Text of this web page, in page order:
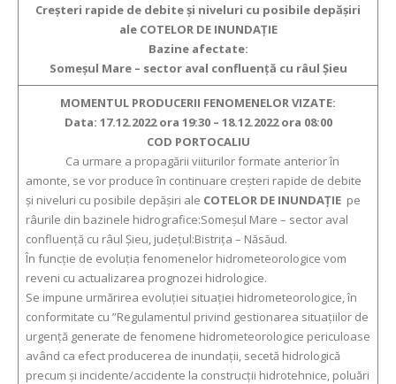
Creşteri rapide de debite şi niveluri cu posibile depășiri
ale COTELOR DE INUNDAȚIE
Bazine afectate:
Someșul Mare – sector aval confluență cu râul Șieu
MOMENTUL PRODUCERII FENOMENELOR VIZATE:
Data: 17.12.2022 ora 19:30 – 18.12.2022 ora 08:00
COD PORTOCALIU
Ca urmare a propagării viiturilor formate anterior în
amonte, se vor produce în continuare creşteri rapide de debite
şi niveluri cu posibile depăşiri ale COTELOR DE INUNDAŢIE pe
râurile din bazinele hidrografice:Someșul Mare – sector aval
confluență cu râul Șieu, județul:Bistrița – Năsăud.
În funcţie de evoluţia fenomenelor hidrometeorologice vom
reveni cu actualizarea prognozei hidrologice.
Se impune urmărirea evoluţiei situaţiei hidrometeorologice, în
conformitate cu ”Regulamentul privind gestionarea situaţiilor de
urgenţă generate de fenomene hidrometeorologice periculoase
având ca efect producerea de inundaţii, secetă hidrologică
precum şi incidente/accidente la construcţii hidrotehnice, poluări